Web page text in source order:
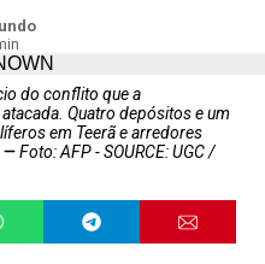
do conflito que a
Quatro depósitos e um
em Teerã e arredores
Foto: AFP - SOURCE: UGC /